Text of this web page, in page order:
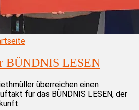
BÜNDNIS LESEN
überreichen einen
für das BÜNDNIS LESEN, der